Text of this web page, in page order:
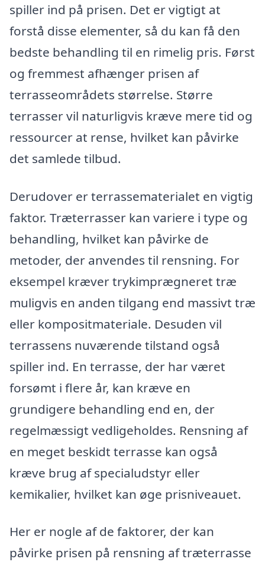
spiller ind på prisen. Det er vigtigt at
forstå disse elementer, så du kan få den
bedste behandling til en rimelig pris. Først
og fremmest afhænger prisen af
terrasseområdets størrelse. Større
terrasser vil naturligvis kræve mere tid og
ressourcer at rense, hvilket kan påvirke
det samlede tilbud.
Derudover er terrassematerialet en vigtig
faktor. Træterrasser kan variere i type og
behandling, hvilket kan påvirke de
metoder, der anvendes til rensning. For
eksempel kræver trykimprægneret træ
muligvis en anden tilgang end massivt træ
eller kompositmateriale. Desuden vil
terrassens nuværende tilstand også
spiller ind. En terrasse, der har været
forsømt i flere år, kan kræve en
grundigere behandling end en, der
regelmæssigt vedligeholdes. Rensning af
en meget beskidt terrasse kan også
kræve brug af specialudstyr eller
kemikalier, hvilket kan øge prisniveauet.
Her er nogle af de faktorer, der kan
påvirke prisen på rensning af træterrasse